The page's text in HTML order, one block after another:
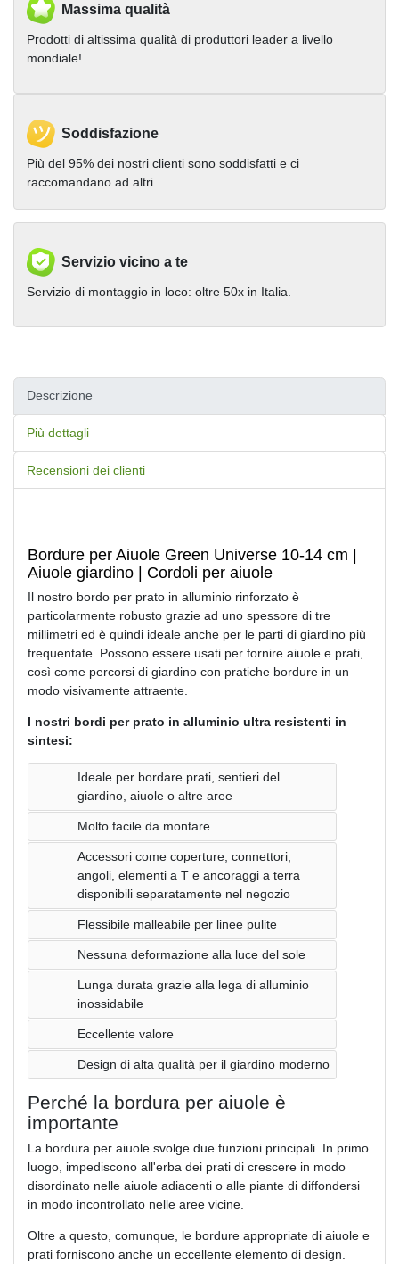
Massima qualità
Prodotti di altissima qualità di produttori leader a livello
mondiale!
Soddisfazione
Più del 95% dei nostri clienti sono soddisfatti e ci
raccomandano ad altri.
Servizio vicino a te
Servizio di montaggio in loco: oltre 50x in Italia.
Descrizione
Più dettagli
Recensioni dei clienti
Bordure per Aiuole Green Universe 10-14 cm |
Aiuole giardino | Cordoli per aiuole
Il nostro bordo per prato in alluminio rinforzato è
particolarmente robusto grazie ad uno spessore di tre
millimetri ed è quindi ideale anche per le parti di giardino più
frequentate. Possono essere usati per fornire aiuole e prati,
così come percorsi di giardino con pratiche bordure in un
modo visivamente attraente.
I nostri bordi per prato in alluminio ultra resistenti in
sintesi:
Ideale per bordare prati, sentieri del
giardino, aiuole o altre aree
Molto facile da montare
Accessori come coperture, connettori,
angoli, elementi a T e ancoraggi a terra
disponibili separatamente nel negozio
Flessibile malleabile per linee pulite
Nessuna deformazione alla luce del sole
Lunga durata grazie alla lega di alluminio
inossidabile
Eccellente valore
Design di alta qualità per il giardino moderno
Perché la bordura per aiuole è
importante
La bordura per aiuole svolge due funzioni principali. In primo
luogo, impediscono all'erba dei prati di crescere in modo
disordinato nelle aiuole adiacenti o alle piante di diffondersi
in modo incontrollato nelle aree vicine.
Oltre a questo, comunque, le bordure appropriate di aiuole e
prati forniscono anche un eccellente elemento di design.